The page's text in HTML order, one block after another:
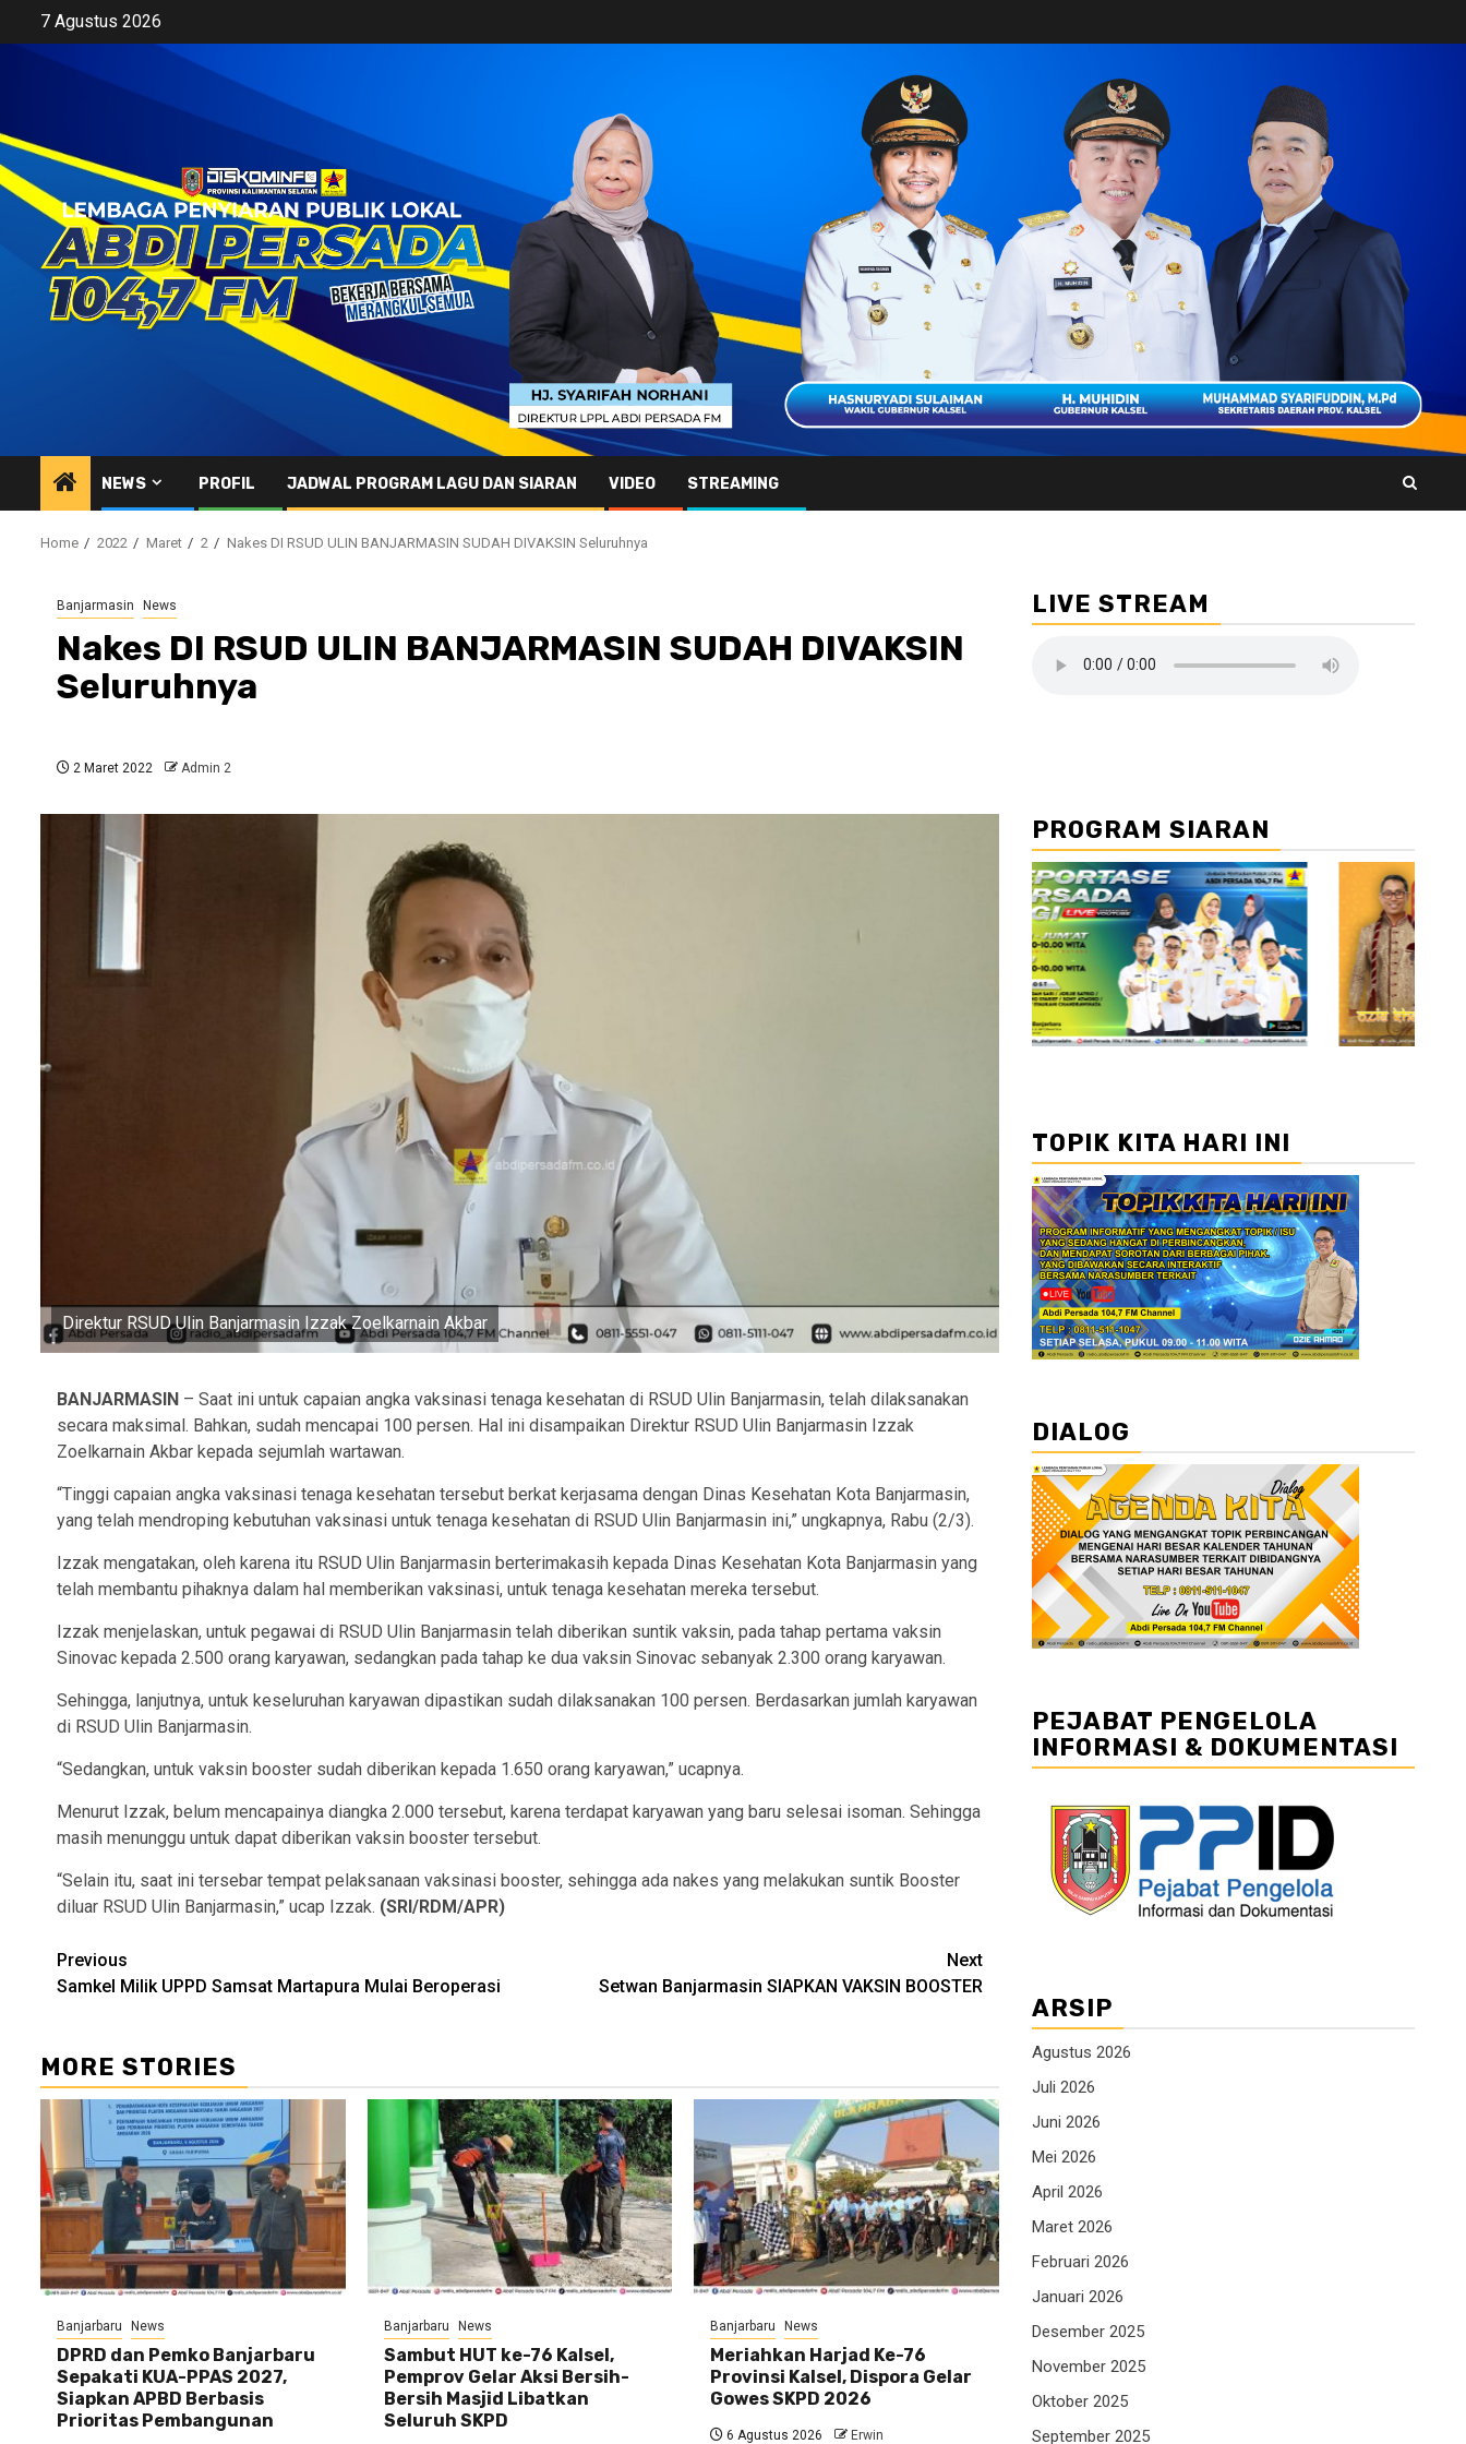
content
7 Agustus 2026
NEWS PROFIL JADWAL PROGRAM LAGU DAN SIARAN VIDEO STREAMING
Home 2022 Maret 2 Nakes DI RSUD ULIN BANJARMASIN SUDAH DIVAKSIN Seluruhnya
Banjarmasin News
Nakes DI RSUD ULIN BANJARMASIN SUDAH DIVAKSIN
Seluruhnya
2 Maret 2022 Admin 2
Direktur RSUD Ulin Banjarmasin Izzak Zoelkarnain Akbar
BANJARMASIN – Saat ini untuk capaian angka vaksinasi tenaga kesehatan di RSUD Ulin Banjarmasin, telah dilaksanakan
secara maksimal. Bahkan, sudah mencapai 100 persen. Hal ini disampaikan Direktur RSUD Ulin Banjarmasin Izzak
Zoelkarnain Akbar kepada sejumlah wartawan.
“Tinggi capaian angka vaksinasi tenaga kesehatan tersebut berkat kerjasama dengan Dinas Kesehatan Kota Banjarmasin,
yang telah mendroping kebutuhan vaksinasi untuk tenaga kesehatan di RSUD Ulin Banjarmasin ini,” ungkapnya, Rabu (2/3).
Izzak mengatakan, oleh karena itu RSUD Ulin Banjarmasin berterimakasih kepada Dinas Kesehatan Kota Banjarmasin yang
telah membantu pihaknya dalam hal memberikan vaksinasi, untuk tenaga kesehatan mereka tersebut.
Izzak menjelaskan, untuk pegawai di RSUD Ulin Banjarmasin telah diberikan suntik vaksin, pada tahap pertama vaksin
Sinovac kepada 2.500 orang karyawan, sedangkan pada tahap ke dua vaksin Sinovac sebanyak 2.300 orang karyawan.
Sehingga, lanjutnya, untuk keseluruhan karyawan dipastikan sudah dilaksanakan 100 persen. Berdasarkan jumlah karyawan
di RSUD Ulin Banjarmasin.
“Sedangkan, untuk vaksin booster sudah diberikan kepada 1.650 orang karyawan,” ucapnya.
Menurut Izzak, belum mencapainya diangka 2.000 tersebut, karena terdapat karyawan yang baru selesai isoman. Sehingga
masih menunggu untuk dapat diberikan vaksin booster tersebut.
“Selain itu, saat ini tersebar tempat pelaksanaan vaksinasi booster, sehingga ada nakes yang melakukan suntik Booster
diluar RSUD Ulin Banjarmasin,” ucap Izzak. (SRI/RDM/APR)
Continue
Reading
Previous
Samkel Milik UPPD Samsat Martapura Mulai Beroperasi
Next
Setwan Banjarmasin SIAPKAN VAKSIN BOOSTER
MORE STORIES
Banjarbaru News
DPRD dan Pemko Banjarbaru
Sepakati KUA-PPAS 2027,
Siapkan APBD Berbasis
Prioritas Pembangunan
Banjarbaru News
Sambut HUT ke-76 Kalsel,
Pemprov Gelar Aksi Bersih-
Bersih Masjid Libatkan
Seluruh SKPD
Banjarbaru News
Meriahkan Harjad Ke-76
Provinsi Kalsel, Dispora Gelar
Gowes SKPD 2026
6 Agustus 2026 Erwin
LIVE STREAM
PROGRAM SIARAN
//2
TOPIK KITA HARI INI
DIALOG
PEJABAT PENGELOLA
INFORMASI & DOKUMENTASI
ARSIP
Agustus 2026
Juli 2026
Juni 2026
Mei 2026
April 2026
Maret 2026
Februari 2026
Januari 2026
Desember 2025
November 2025
Oktober 2025
September 2025